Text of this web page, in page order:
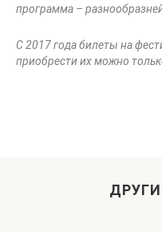
программа –
С 2017 года билеты на
приобрести их можно